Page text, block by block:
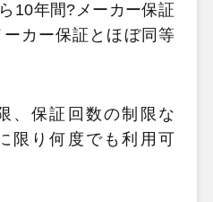
10年間?メーカー保証
カー保証とほぼ同等
、保証回数の制限な
限り何度でも利用可